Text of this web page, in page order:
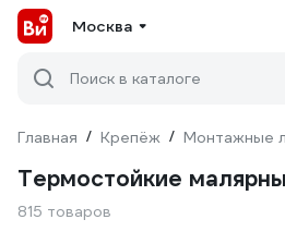
Москва
Поиск в каталоге
Главная / Крепёж / Монтажные
Термостойкие
815 товаров